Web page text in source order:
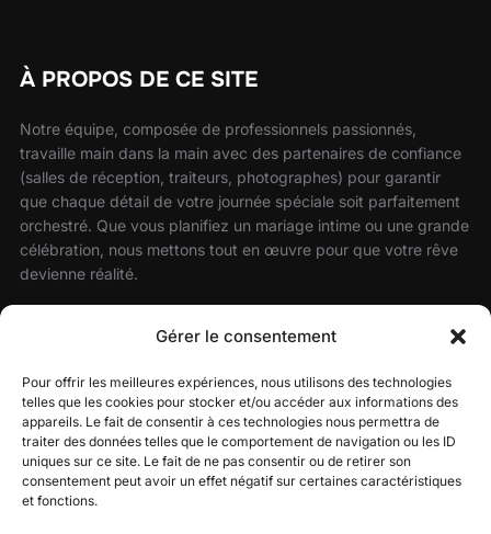
Gérer le consentement
Pour offrir les meilleures expériences, nous utilisons des technologies
telles que les cookies pour stocker et/ou accéder aux informations des
appareils. Le fait de consentir à ces technologies nous permettra de
traiter des données telles que le comportement de navigation ou les ID
uniques sur ce site. Le fait de ne pas consentir ou de retirer son
consentement peut avoir un effet négatif sur certaines caractéristiques
et fonctions.
À PROPOS DE CE SITE
Notre équipe, composée de professionnels passionnés,
travaille main dans la main avec des partenaires de confiance
(salles de réception, traiteurs, photographes) pour garantir
que chaque détail de votre journée spéciale soit parfaitement
orchestré. Que vous planifiez un mariage intime ou une grande
célébration, nous mettons tout en œuvre pour que votre rêve
devienne réalité.
votre mariage avec une atmosphère festive, élégante et sur
RECHERCHER
Recherche